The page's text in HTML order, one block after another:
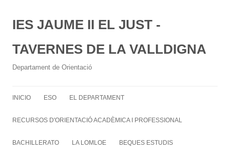
IES JAUME II EL JUST -
TAVERNES DE LA VALLDIGNA
Departament de Orientació
INICIO ESO EL DEPARTAMENT
RECURSOS D'ORIENTACIÓ ACADÈMICA I PROFESSIONAL
BACHILLERATO LA LOMLOE BEQUES ESTUDIS